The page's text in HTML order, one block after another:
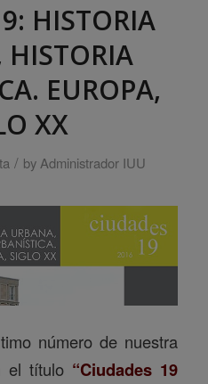
HISTORIA
HISTORIA
EUROPA,
XX
/ by Administrador IUU
número de nuestra
el título “Ciudades 19